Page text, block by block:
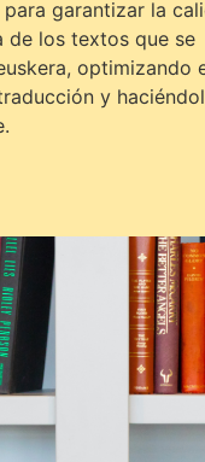
para garantizar la
de los textos que se
optimizando
y